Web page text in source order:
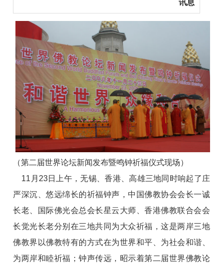
讯息
（第二届世界论坛新闻发布暨鸣钟祈福仪式现场）
11月23日上午，无锡、香港、高雄三地同时响起了庄
严深沉、悠远绵长的祈福钟声，中国佛教协会会长一诚
长老、国际佛光会总会长星云大师、香港佛教联合会会
长觉光长老分别在三地共同为大众祈福，这是两岸三地
佛教界以佛教特有的方式在为世界和平、为社会和谐、
为两岸和睦祈福；钟声传远，昭示着第二届世界佛教论